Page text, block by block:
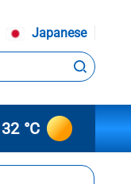
Japanese
°C